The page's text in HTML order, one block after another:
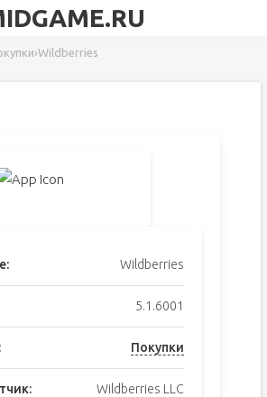
›Wildberries
Wildberries
5.1.6001
Покупки
Wildberries LLC